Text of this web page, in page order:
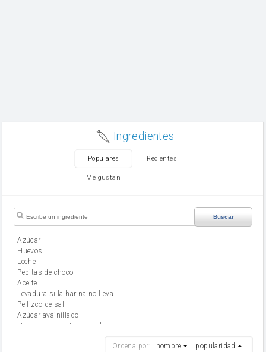
Ingredientes
Populares Recientes
Me gustan
Buscar
Azúcar
huevos
leche
Pepitas de choco
aceite
Levadura si la harina no lleva
Pellizco de sal
Azúcar avainillado
Harina de reposteria con levadura
Ordena por: nombre popularidad